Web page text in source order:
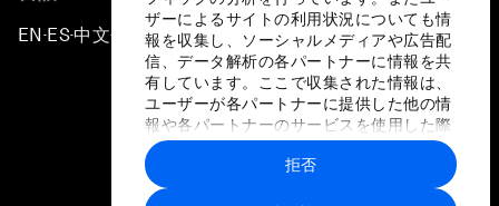
ザーによるサイトの利用状況についても情
報を収集し、ソーシャルメディアや広告配
信、データ解析の各パートナーに情報を共
有しています。ここで収集された情報は、
ユーザーが各パートナーに提供した他の情
報や各パートナーのサービスを使用した際
に収集された情報と組み合わされ、各パー
トナーによって使用されることがありま
す。
拒否
EN ▪ES▪中文▪ 日本語
プライバシーポリシーと利用規約